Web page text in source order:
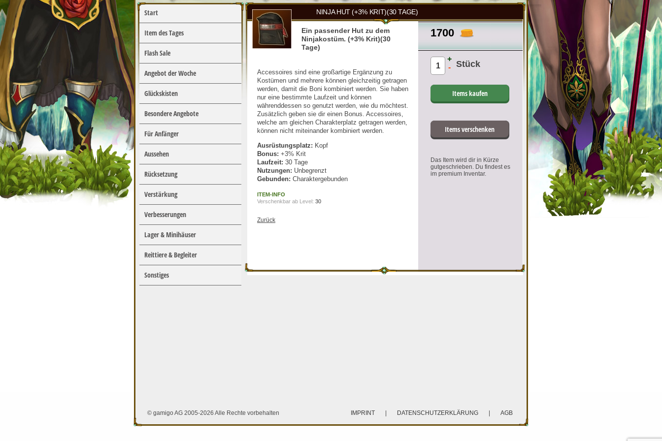
Start
Item des Tages
Flash Sale
Angebot der Woche
Glückskisten
Besondere Angebote
Für Anfänger
Aussehen
Rücksetzung
Verstärkung
Verbesserungen
Lager & Minihäuser
Reittiere & Begleiter
Sonstiges
NINJA HUT (+3% KRIT)(30 TAGE)
1700
Stück
+
-
Items kaufen
Items verschenken
Das Item wird dir in Kürze
gutgeschrieben. Du findest es
im premium Inventar.
Ein passender Hut zu dem
Ninjakostüm. (+3% Krit)(30
Tage)
Accessoires sind eine großartige Ergänzung zu
Kostümen und mehrere können gleichzeitig getragen
werden, damit die Boni kombiniert werden. Sie haben
nur eine bestimmte Laufzeit und können
währenddessen so genutzt werden, wie du möchtest.
Zusätzlich geben sie dir einen Bonus. Accessoires,
welche am gleichen Charakterplatz getragen werden,
können nicht miteinander kombiniert werden.
Ausrüstungsplatz: Kopf
Bonus: +3% Krit
Laufzeit: 30 Tage
Nutzungen: Unbegrenzt
Gebunden: Charaktergebunden
ITEM-INFO
Verschenkbar ab Level: 30
Zurück
© gamigo AG 2005-2026 Alle Rechte vorbehalten IMPRINT DATENSCHUTZERKLÄRUNG AGB